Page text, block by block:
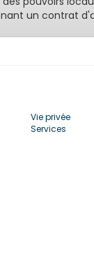
un contrat
Vie privée
Services